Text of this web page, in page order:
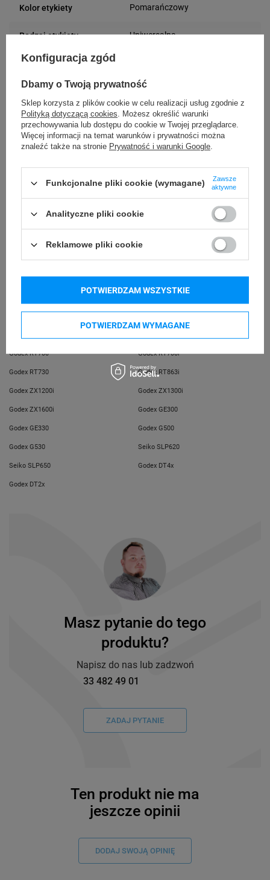
Kolor etykiety Pomarańczowy
Rodzaj etykiety Uniwersalna
Szerokość etykiety
Długość etykiety 100 mm
Możliwość
odklejenia
Trudne
odpowiedzialny
Specmark
Bielska 210
43-400 Cieszyn (Polska)
e-mail: gspr@ptmb.pl
Specmark
e-mail: gspr@ptmb.pl
Kompatybilne urządzenia
Godex RT700 Godex RT700i
Godex RT730 Godex RT863i
Godex ZX1200i Godex ZX1300i
Godex ZX1600i Godex GE300
Godex GE330 Godex G500
Godex G530 Seiko SLP620
Seiko SLP650 Godex DT4x
Godex DT2x
Masz pytanie do tego
produktu?
Napisz do nas lub zadzwoń
33 482 49 01
ZADAJ PYTANIE
Ten produkt nie ma
jeszcze opinii
DODAJ SWOJĄ OPINIĘ
Konfiguracja zgód
Dbamy o Twoją prywatność
Sklep korzysta z plików cookie w celu realizacji usług zgodnie z
Polityką dotyczącą cookies. Możesz określić warunki
przechowywania lub dostępu do cookie w Twojej przeglądarce.
Więcej informacji na temat warunków i prywatności można
znaleźć także na stronie Prywatność i warunki Google.
Funkcjonalne pliki cookie (wymagane)
Zawsze
aktywne
Analityczne pliki cookie
Reklamowe pliki cookie
POTWIERDZAM WYMAGANE
POTWIERDZAM WSZYSTKIE